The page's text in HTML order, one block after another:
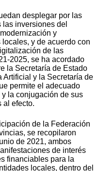
desplegar por las
inversiones del
y
y de acuerdo con
de las
2025, se ha acordado
la Secretaría de Estado
y la Secretaría de
permite el adecuado
la conjugación de sus
al efecto.
de la Federación
se recopilaron
de 2021, ambos
de interés
financiables para la
locales, dentro del